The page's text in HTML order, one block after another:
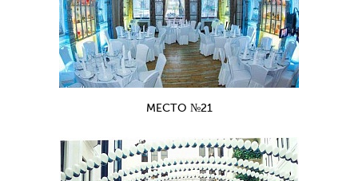
МЕСТО №21